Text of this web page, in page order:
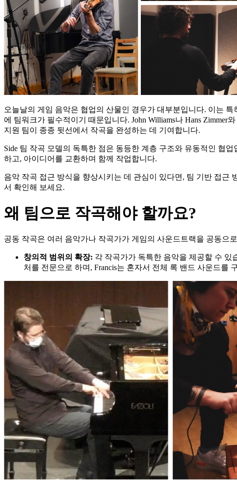
오늘날의 게임 음악은 협업의 산물인 경우가 대부분입니다. 이는 특
에 팀워크가 필수적이기 때문입니다. John Williams나 Hans
지원 팀이 종종 뒷선에서 작곡을 완성하는 데 기여합니다.
Side 팀 작곡 모델의 독특한 점은 동등한 계층 구조와 유동적인 협
하고, 아이디어를 교환하며 함께 작업합니다.
음악 작곡 접근 방식을 향상시키는 데 관심이 있다면, 팀 기반 접근
서 확인해 보세요.
왜 팀으로 작곡해야 할까요?
공동 작곡은 여러 음악가나 작곡가가 게임의 사운드트랙을 공동으
창의적 범위의 확장: 각 작곡가가 독특한 음악을 제공할 수 있
처를 전문으로 하며, Francis는 혼자서 전체 록 밴드 사운드를